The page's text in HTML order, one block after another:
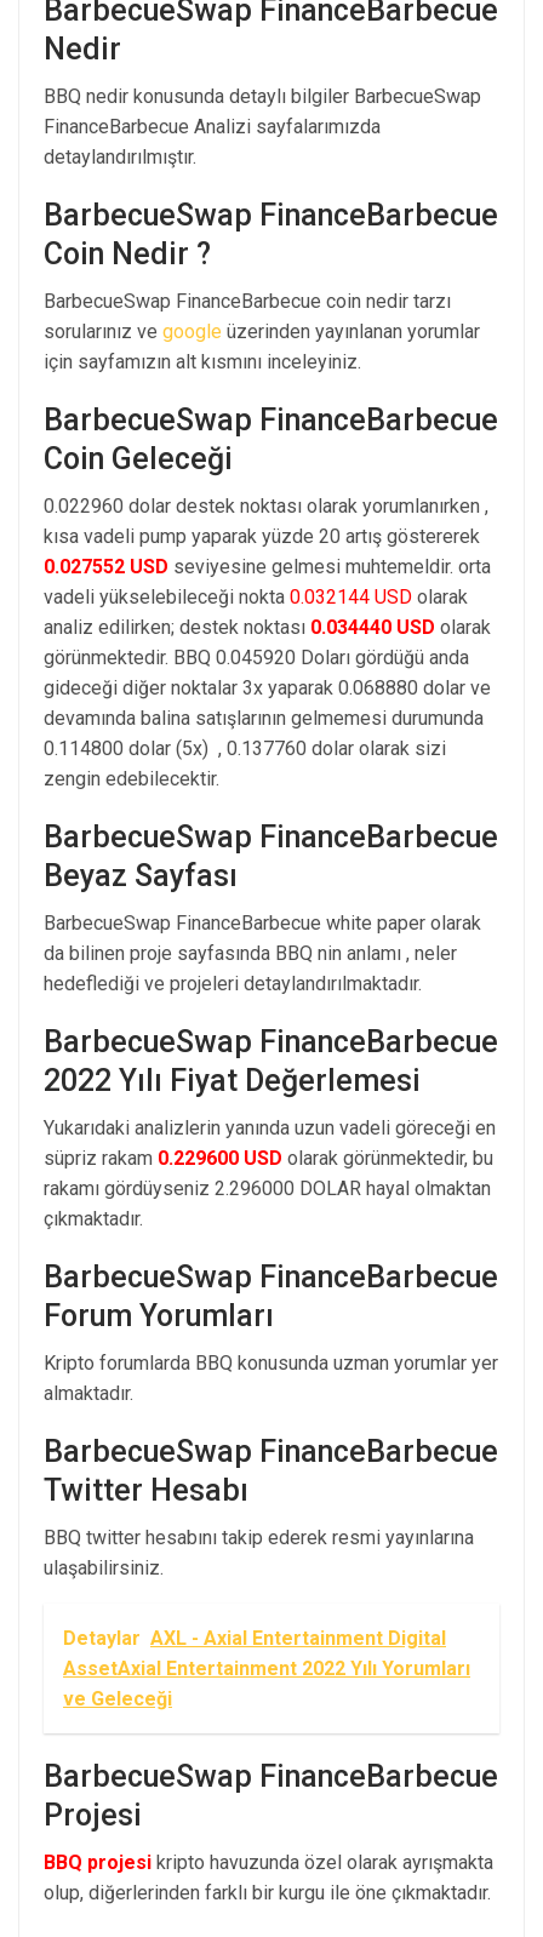
BarbecueSwap FinanceBarbecue
Nedir
BBQ nedir konusunda detaylı bilgiler BarbecueSwap
FinanceBarbecue Analizi sayfalarımızda
detaylandırılmıştır.
BarbecueSwap FinanceBarbecue
Coin Nedir ?
BarbecueSwap FinanceBarbecue coin nedir tarzı
sorularınız ve google üzerinden yayınlanan yorumlar
için sayfamızın alt kısmını inceleyiniz.
BarbecueSwap FinanceBarbecue
Coin Geleceği
0.022960 dolar destek noktası olarak yorumlanırken ,
kısa vadeli pump yaparak yüzde 20 artış göstererek
0.027552 USD seviyesine gelmesi muhtemeldir. orta
vadeli yükselebileceği nokta 0.032144 USD olarak
analiz edilirken; destek noktası 0.034440 USD olarak
görünmektedir. BBQ 0.045920 Doları gördüğü anda
gideceği diğer noktalar 3x yaparak 0.068880 dolar ve
devamında balina satışlarının gelmemesi durumunda
0.114800 dolar (5x) , 0.137760 dolar olarak sizi
zengin edebilecektir.
BarbecueSwap FinanceBarbecue
Beyaz Sayfası
BarbecueSwap FinanceBarbecue white paper olarak
da bilinen proje sayfasında BBQ nin anlamı , neler
hedeflediği ve projeleri detaylandırılmaktadır.
BarbecueSwap FinanceBarbecue
2022 Yılı Fiyat Değerlemesi
Yukarıdaki analizlerin yanında uzun vadeli göreceği en
süpriz rakam 0.229600 USD olarak görünmektedir, bu
rakamı gördüyseniz 2.296000 DOLAR hayal olmaktan
çıkmaktadır.
BarbecueSwap FinanceBarbecue
Forum Yorumları
Kripto forumlarda BBQ konusunda uzman yorumlar yer
almaktadır.
BarbecueSwap FinanceBarbecue
Twitter Hesabı
BBQ twitter hesabını takip ederek resmi yayınlarına
ulaşabilirsiniz.
Detaylar AXL - Axial Entertainment Digital
AssetAxial Entertainment 2022 Yılı Yorumları
ve Geleceği
BarbecueSwap FinanceBarbecue
Projesi
BBQ projesi kripto havuzunda özel olarak ayrışmakta
olup, diğerlerinden farklı bir kurgu ile öne çıkmaktadır.